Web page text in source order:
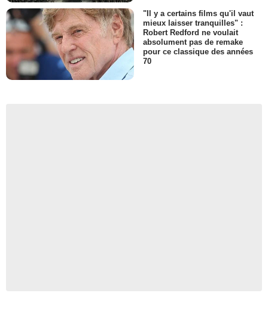
"Il y a certains films qu'il vaut
mieux laisser tranquilles" :
Robert Redford ne voulait
absolument pas de remake
pour ce classique des années
70